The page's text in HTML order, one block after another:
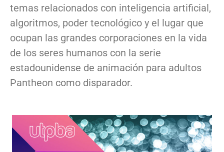
temas relacionados con inteligencia artificial,
algoritmos, poder tecnológico y el lugar que
ocupan las grandes corporaciones en la vida
de los seres humanos con la serie
estadounidense de animación para adultos
Pantheon como disparador.